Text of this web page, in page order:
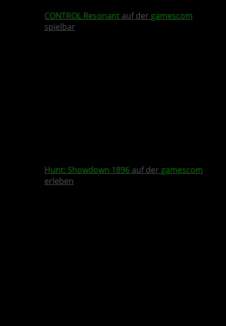
CONTROL Resonant auf der gamescom
spielbar
Hunt: Showdown 1896 auf der gamescom
erleben